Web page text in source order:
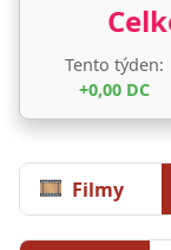
Tento týden:
+0,00 DC
🎞 Filmy